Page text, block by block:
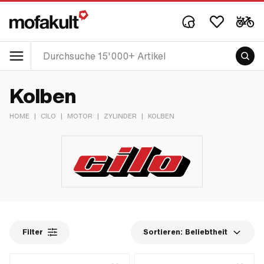
Kolben
HOME | CILO | MOTOR | ZYLINDER | KOLBEN
Filter Sortieren: Beliebtheit